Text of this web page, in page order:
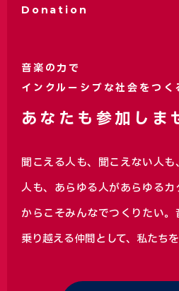
Donation
音楽の力で
インクルーシブな社会をつく
あなたも参加しま
聞こえる人も、聞こえない人
人も、あらゆる人があらゆるカ
からこそみんなでつくりたい
乗り越える仲間として、私たち